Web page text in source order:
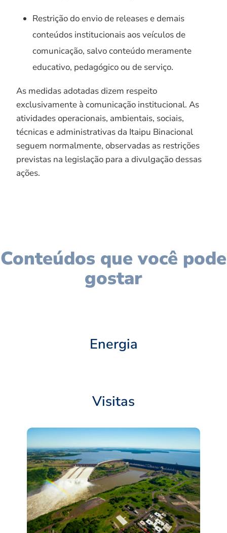
Restrição do envio de releases e demais
conteúdos institucionais aos veículos de
comunicação, salvo conteúdo meramente
educativo, pedagógico ou de serviço.
As medidas adotadas dizem respeito
exclusivamente à comunicação institucional. As
atividades operacionais, ambientais, sociais,
técnicas e administrativas da Itaipu Binacional
seguem normalmente, observadas as restrições
previstas na legislação para a divulgação dessas
ações.
Conteúdos que você pode
gostar
Energia
Visitas